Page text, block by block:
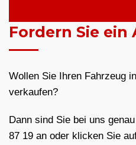
Fordern Sie ein
Wollen Sie Ihren Fahrzeug
verkaufen?
Dann sind Sie bei uns
87 19 an oder klicken Sie